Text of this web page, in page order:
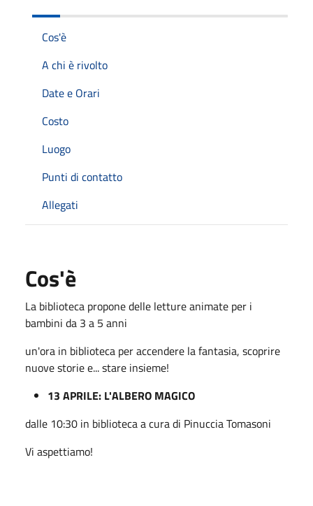
Cos'è
A chi è rivolto
Date e Orari
Costo
Luogo
Punti di contatto
Allegati
Cos'è
La biblioteca propone delle letture animate per i
bambini da 3 a 5 anni
un'ora in biblioteca per accendere la fantasia, scoprire
nuove storie e... stare insieme!
13 APRILE: L'ALBERO MAGICO
dalle 10:30 in biblioteca a cura di Pinuccia Tomasoni
Vi aspettiamo!